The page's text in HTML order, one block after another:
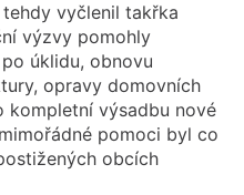
vyčlenil takřka
výzvy pomohly
úklidu, obnovu
opravy domovních
kompletní výsadbu nové
pomoci byl co
obcích